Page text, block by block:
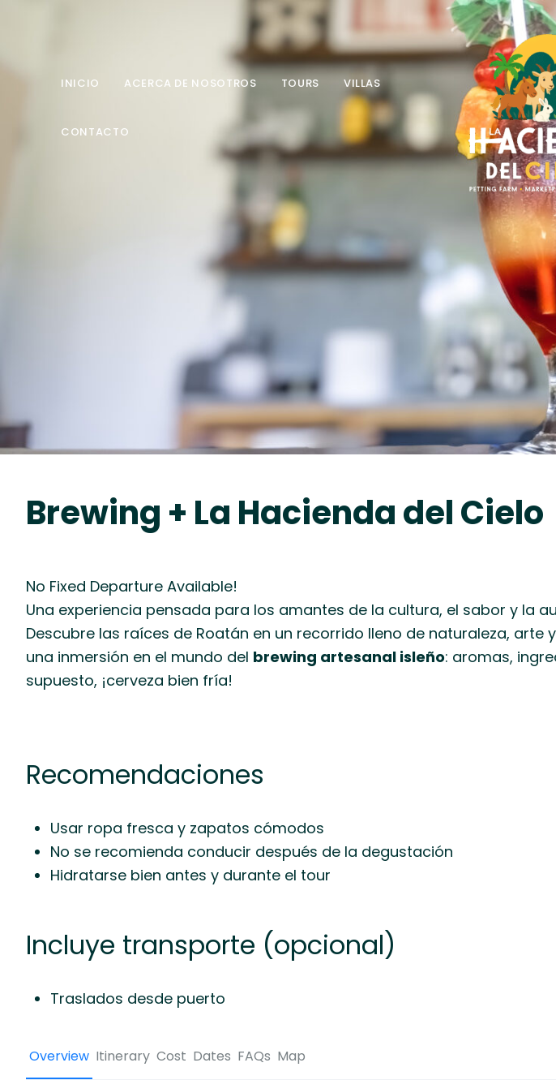
INICIO ACERCA DE NOSOTROS TOURS VILLAS
CONTACTO
Brewing + La Hacienda del Cielo
No Fixed Departure Available!
Una experiencia pensada para los amantes de la cultura, el sabor y la
Descubre las raíces de Roatán en un recorrido lleno de naturaleza, arte
una inmersión en el mundo del brewing artesanal isleño: aromas,
supuesto, ¡cerveza bien fría!
Recomendaciones
Usar ropa fresca y zapatos cómodos
No se recomienda conducir después de la degustación
Hidratarse bien antes y durante el tour
Incluye transporte (opcional)
Traslados desde puerto
Overview Itinerary Cost Dates FAQs Map